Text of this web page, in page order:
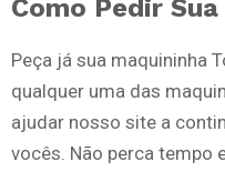
Como Pedir
Peça já sua maquininha
qualquer uma das
ajudar nosso site a
vocês. Não perca tempo